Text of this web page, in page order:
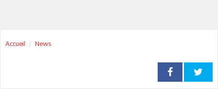
Accueil News